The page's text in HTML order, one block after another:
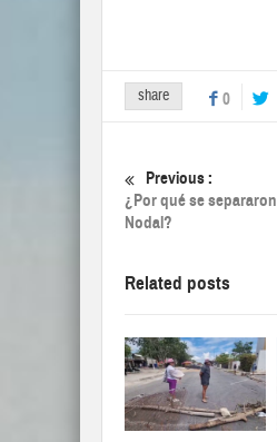
share 0
Previous :
¿Por qué se
Nodal?
Related posts